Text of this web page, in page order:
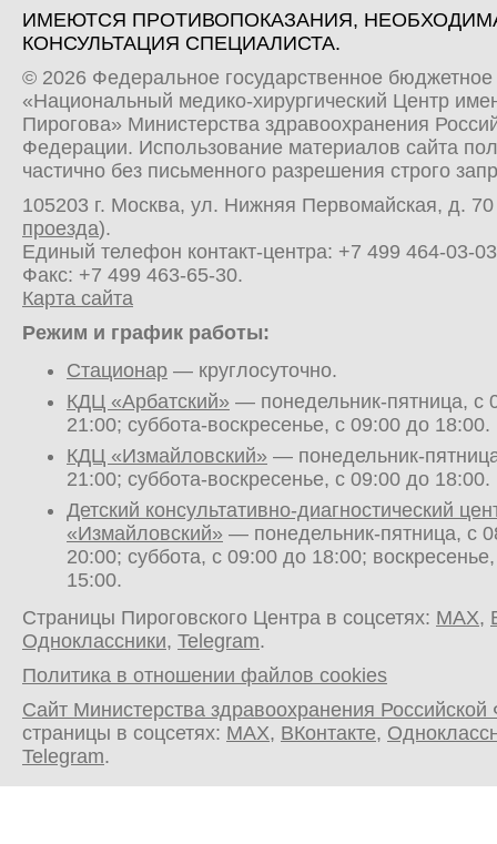
ИМЕЮТСЯ ПРОТИВОПОКАЗАНИЯ,
КОНСУЛЬТАЦИЯ СПЕЦИАЛИСТА.
© 2026 Федеральное государственное
«Национальный медико-хирургический Центр
Пирогова» Министерства здравоохранения
Федерации. Использование материалов сайта
частично без письменного разрешения строго
105203 г. Москва, ул. Нижняя Первомайская, д.
проезда).
Единый телефон контакт-центра: +7 499 464-03-03
Факс: +7 499 463-65-30.
Карта сайта
Режим и график работы:
Стационар — круглосуточно.
КДЦ «Арбатский» — понедельник-пятница, с
21:00; суббота-воскресенье, с 09:00 до 18:00.
КДЦ «Измайловский» — понедельник-
21:00; суббота-воскресенье, с 09:00 до 18:00.
Детский консультативно-диагностический
«Измайловский» — понедельник-пятница, с
20:00; суббота, с 09:00 до 18:00;
15:00.
Страницы Пироговского Центра в соцсетях: MAX,
Одноклассники, Telegram.
Политика в отношении файлов cookies
Сайт Министерства здравоохранения
страницы в соцсетях: MAX, ВКонтакте,
Telegram.